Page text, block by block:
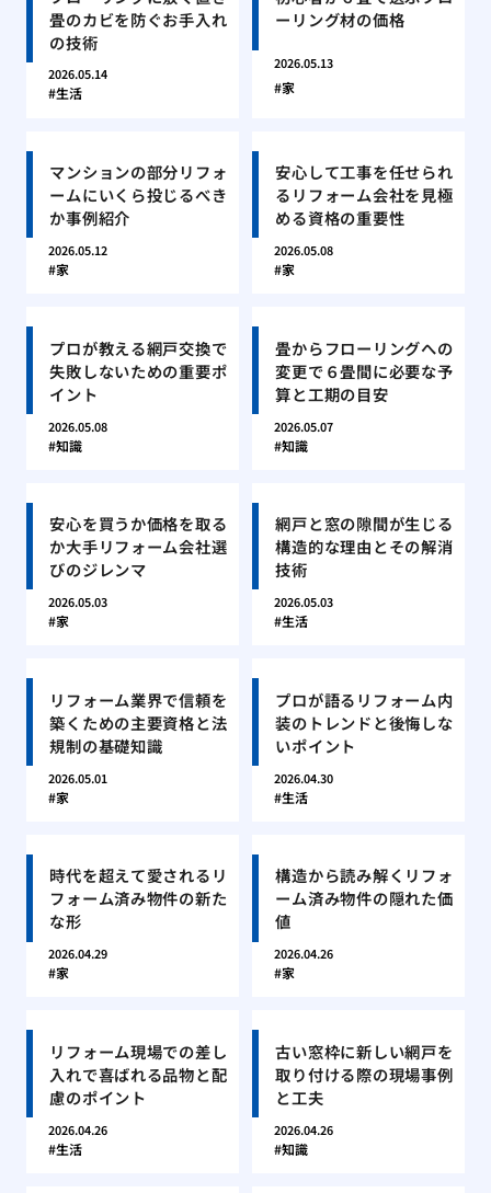
畳のカビを防ぐお手入れ
の技術
2026.05.14
生活
ーリング材の価格
2026.05.13
家
マンションの部分リフォ
ームにいくら投じるべき
か事例紹介
2026.05.12
家
安心して工事を任せられ
るリフォーム会社を見極
める資格の重要性
2026.05.08
家
プロが教える網戸交換で
失敗しないための重要ポ
イント
2026.05.08
知識
畳からフローリングへの
変更で６畳間に必要な予
算と工期の目安
2026.05.07
知識
安心を買うか価格を取る
か大手リフォーム会社選
びのジレンマ
2026.05.03
家
網戸と窓の隙間が生じる
構造的な理由とその解消
技術
2026.05.03
生活
リフォーム業界で信頼を
築くための主要資格と法
規制の基礎知識
2026.05.01
家
プロが語るリフォーム内
装のトレンドと後悔しな
いポイント
2026.04.30
生活
時代を超えて愛されるリ
フォーム済み物件の新た
な形
2026.04.29
家
構造から読み解くリフォ
ーム済み物件の隠れた価
値
2026.04.26
家
リフォーム現場での差し
入れで喜ばれる品物と配
慮のポイント
2026.04.26
生活
古い窓枠に新しい網戸を
取り付ける際の現場事例
と工夫
2026.04.26
知識